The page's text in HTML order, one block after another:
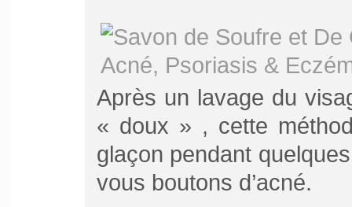
Après un lavage du
« doux » , cette
glaçon pendant
vous boutons d’acné.